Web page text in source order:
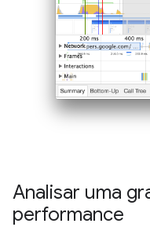
Analisar uma
performance